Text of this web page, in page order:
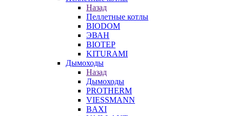
Назад
Пеллетные котлы
BIODOM
ЭВАН
BIOTEP
KITURAMI
Дымоходы
Назад
Дымоходы
PROTHERM
VIESSMANN
BAXI